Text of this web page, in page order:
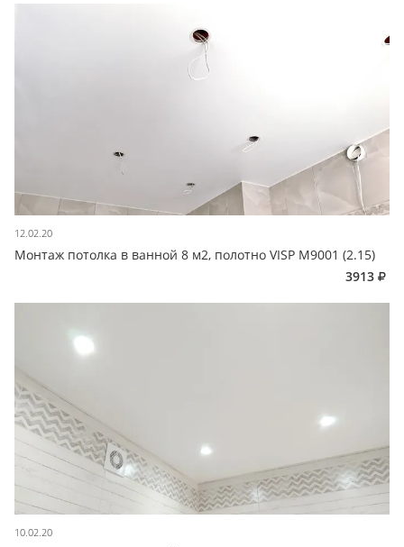
12.02.20
Монтаж потолка в ванной 8 м2, полотно VISP M9001 (2.15)
3913
10.02.20